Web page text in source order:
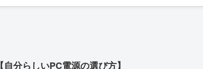
【自分らしいPC電源の選び方】